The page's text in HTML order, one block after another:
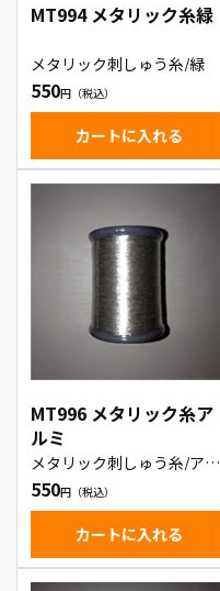
MT994 メタリック糸緑
メタリック刺しゅう糸/緑
550
カートに入れる
MT996 メタリック糸ア
ルミ
メタリック刺しゅう糸/アル
ミ
550
カートに入れる